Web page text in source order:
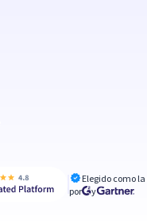
Elegido como
por
y